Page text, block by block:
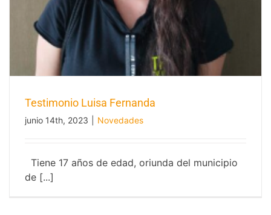
Testimonio Luisa Fernanda
junio 14th, 2023 Novedades
Tiene 17 años de edad, oriunda del municipio
de [...]